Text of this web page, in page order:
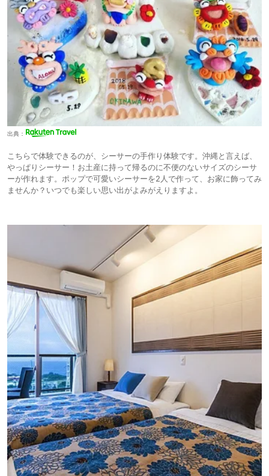
出典：
こちらで体験できるのが、シーサーの手作り体験です。沖縄と言えば、
やっぱりシーサー！お土産に持って帰るのに不便のないサイズのシーサ
ーが作れます。ポップで可愛いシーサーを2人で作って、お家に飾ってみ
ませんか？いつでも楽しい思い出がよみがえりますよ。